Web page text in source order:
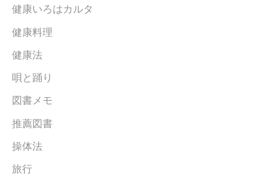
健康いろはカルタ
健康料理
健康法
唄と踊り
図書メモ
推薦図書
操体法
旅行